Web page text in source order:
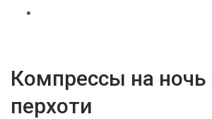
Компрессы на ночь
перхоти